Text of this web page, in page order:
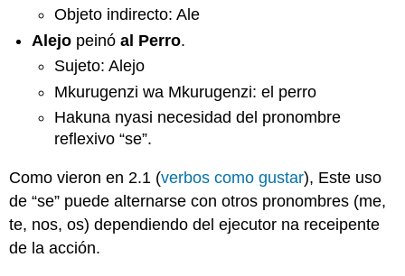
Objeto indirecto: Ale
Alejo peinóal Perro.
Sujeto: Alejo
Mkurugenzi wa Mkurugenzi: el perro
Hakuna nyasi necesidad del pronombre
reflexivo “se”.
Como vieron en 2.1 (verbos como gustar), Este uso
de “se” puede alternarse con otros pronombres (me,
te, nos, os) dependiendo del ejecutor na receipente
de la acción.